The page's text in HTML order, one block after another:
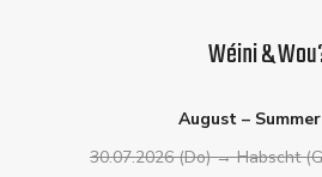
Wéini &
August –
30.07.2026 (Do) → Habscht